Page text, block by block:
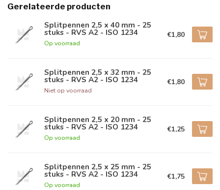
Gerelateerde producten
Splitpennen 2,5 x 40 mm - 25
stuks - RVS A2 - ISO 1234
Op voorraad
€1,80
Splitpennen 2,5 x 32 mm - 25
stuks - RVS A2 - ISO 1234
Niet op voorraad
€1,80
Splitpennen 2,5 x 20 mm - 25
stuks - RVS A2 - ISO 1234
Op voorraad
€1,25
Splitpennen 2,5 x 25 mm - 25
stuks - RVS A2 - ISO 1234
Op voorraad
€1,75